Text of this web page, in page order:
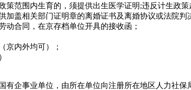
范围内生育的，须提供出生医学证明;违反计生政
加盖相关部门证明章的离婚证书及离婚协议或法院判
合同，在京存档单位开具的接收函；
京内外均可）；
有企事业单位，由所在单位向注册所在地区人力社保